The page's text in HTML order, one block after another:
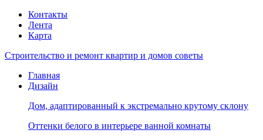
Контакты
Лента
Карта
Строительство и ремонт квартир и домов советы
Главная
Дизайн
Дом, адаптированный к экстремально крутому склону
Оттенки белого в интерьере ванной комнаты